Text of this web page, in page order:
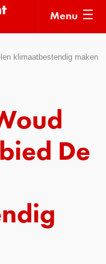
Menu
klimaatbestendig maken
De